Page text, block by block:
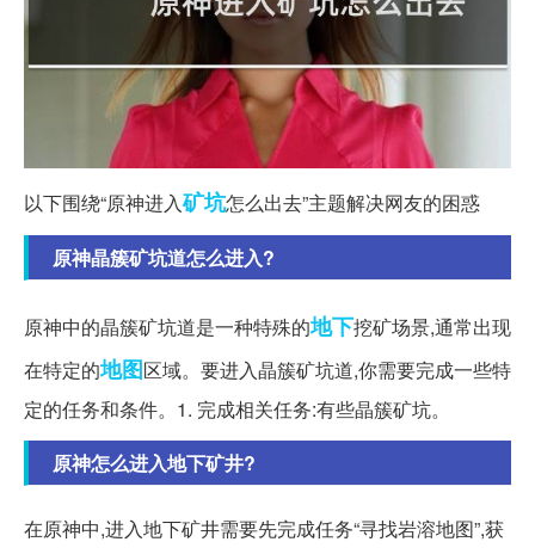
以下围绕“原神进入矿坑怎么出去”主题解决网友的困惑
原神晶簇矿坑道怎么进入?
原神中的晶簇矿坑道是一种特殊的地下挖矿场景,通常出现
在特定的地图区域。要进入晶簇矿坑道,你需要完成一些特
定的任务和条件。1. 完成相关任务:有些晶簇矿坑。
原神怎么进入地下矿井?
在原神中,进入地下矿井需要先完成任务“寻找岩溶地图”,获